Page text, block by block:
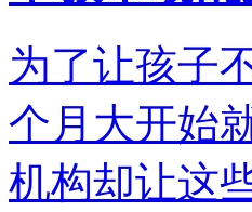
为了让孩子
个月大开始
机构却让这